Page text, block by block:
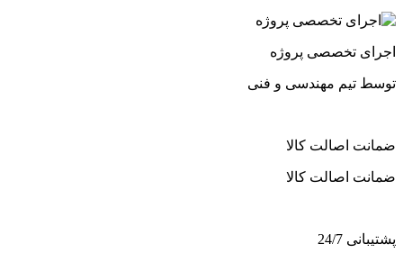
اجرای تخصصی پروژه
توسط تیم مهندسی و فنی
ضمانت اصالت کالا
ضمانت اصالت کالا
پشتیبانی 24/7